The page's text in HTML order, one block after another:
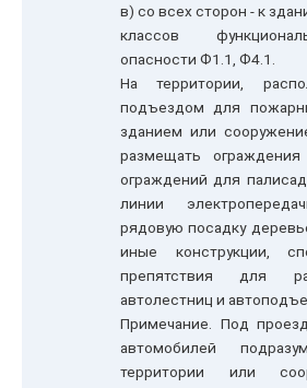
в) со всех сторон - к
классов
опасности Ф1.1, Ф4.1.
На территории,
подъездом для
зданием или
размещать
ограждений для
линии
рядовую посадку
иные конструкции,
препятствия для
автолестниц и
Примечание. Под
автомобилей
территории или